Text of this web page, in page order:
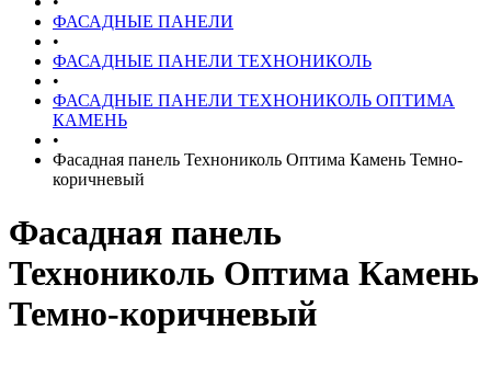
ФАСАДНЫЕ ПАНЕЛИ
•
ФАСАДНЫЕ ПАНЕЛИ ТЕХНОНИКОЛЬ
•
ФАСАДНЫЕ ПАНЕЛИ ТЕХНОНИКОЛЬ ОПТИМА
КАМЕНЬ
•
Фасадная панель Технониколь Оптима Камень Темно-
коричневый
Фасадная панель
Технониколь Оптима Камень
Темно-коричневый